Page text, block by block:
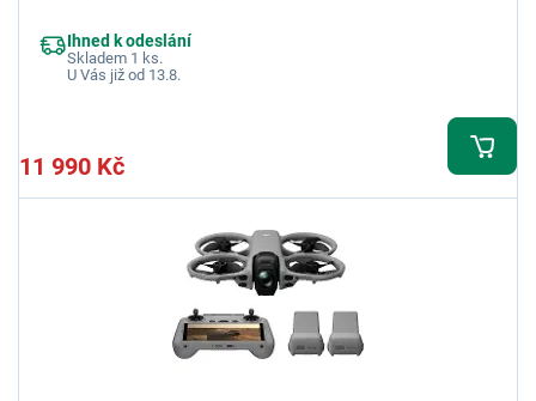
Ihned k odeslání
Skladem 1 ks.
U Vás již od 13.8.
11 990 Kč